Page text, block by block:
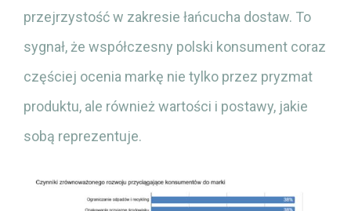
przejrzystość w zakresie łańcucha dostaw. To
sygnał, że współczesny polski konsument coraz
częściej ocenia markę nie tylko przez pryzmat
produktu, ale również wartości i postawy, jakie
sobą reprezentuje.